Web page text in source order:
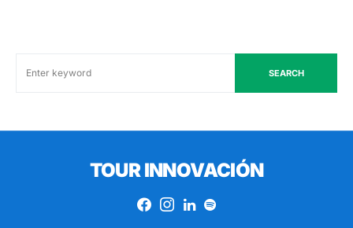
SEARCH
TOUR INNOVACIÓN